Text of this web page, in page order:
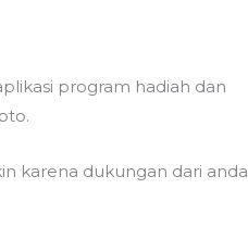
program hadiah dan
karena dukungan dari anda